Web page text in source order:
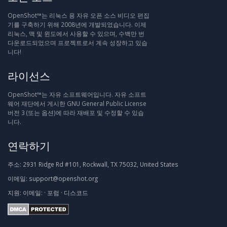
OpenShot™는 리눅스 용 자유 오픈 소스 비디오 편집
기를 구축하기 위해 2008년에 개발되었습니다. 이제
리눅스, 맥 및 윈도에서 사용할 수 있으며, 수백만 번
다운로드되었으며 프로젝트로서 계속 성장하고 있습
니다!
라이선스
OpenShot™는 자유 소프트웨어입니다. 자유 소프트
웨어 재단에서 게시한 GNU General Public License
버전 3 (또는 옵션)에 따라 재배포 및 수정할 수 있습
니다.
연락하기
주소: 2931 Ridge Rd #101, Rockwall, TX 75032, United States
이메일: support@openshot.org
지원: 이메일: · 포럼 · 디스코드